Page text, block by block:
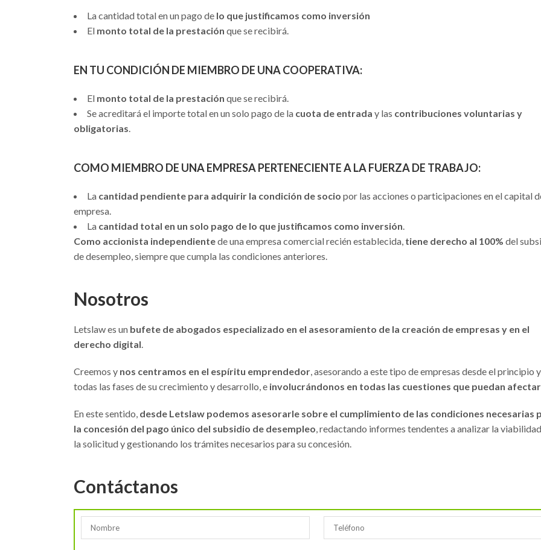
La cantidad total en un pago de lo que justificamos como inversión
El monto total de la prestación que se recibirá.
EN TU CONDICIÓN DE MIEMBRO DE UNA COOPERATIVA:
El monto total de la prestación que se recibirá.
Se acreditará el importe total en un solo pago de la cuota de entrada y las contribuciones voluntarias y
obligatorias.
COMO MIEMBRO DE UNA EMPRESA PERTENECIENTE A LA FUERZA DE TRABAJO:
La cantidad pendiente para adquirir la condición de socio por las acciones o participaciones en el capital
empresa.
La cantidad total en un solo pago de lo que justificamos como inversión.
Como accionista independientede una empresa comercial recién establecida, tiene derecho al 100% del
de desempleo, siempre que cumpla las condiciones anteriores.
Nosotros
Letslaw es un bufete de abogados especializado en el asesoramiento de la creación de empresas y en el
derecho digital.
Creemos y nos centramos en el espíritu emprendedor, asesorando a este tipo de empresas desde el principio
todas las fases de su crecimiento y desarrollo, e involucrándonos en todas las cuestiones que puedan
En este sentido, desde Letslaw podemos asesorarle sobre el cumplimiento de las condiciones necesarias
la concesión del pago único del subsidio de desempleo, redactando informes tendentes a analizar la
la solicitud y gestionando los trámites necesarios para su concesión.
Contáctanos